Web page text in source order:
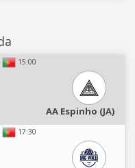
15:00
AA Espinho (JA)
17:30